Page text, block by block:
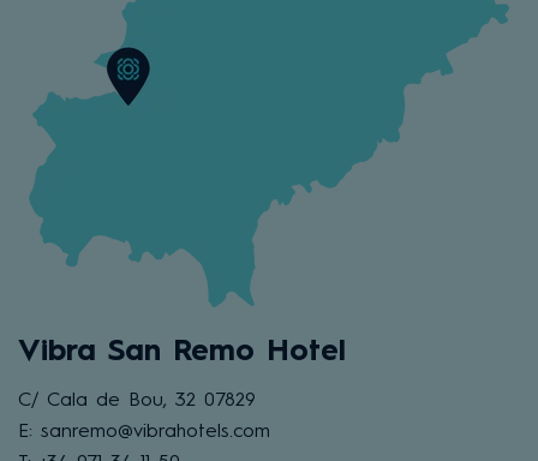
Vibra San Remo Hotel
C/ Cala de Bou, 32 07829
E: sanremo@vibrahotels.com